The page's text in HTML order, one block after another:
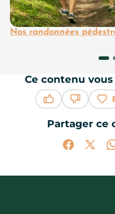
Nos randonnées
Ce contenu
Partager ce
Partager